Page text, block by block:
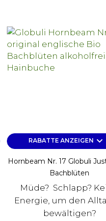
RABATTE ANZEIGEN keyboard_arrow_down
Hornbeam Nr. 17 Globuli
Bachblüten
Müde? Schlapp?
Energie, um den
bewältigen?